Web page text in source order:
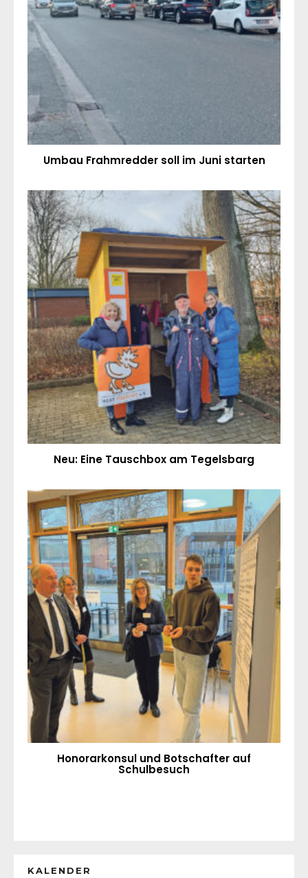
Umbau Frahmredder soll im Juni starten
Neu: Eine Tauschbox am Tegelsbarg
Honorarkonsul und Botschafter auf
Schulbesuch
KALENDER